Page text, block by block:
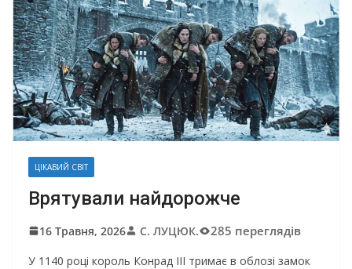
ЦІКАВИЙ СВІТ
Врятували найдорожче
16 Травня, 2026 С. ЛУЦЮК. 285 переглядів
У 1140 році король Конрад III тримає в облозі замок